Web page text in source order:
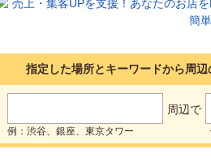
指定した場所とキーワードから周
周辺で
例：渋谷、銀座、東京タワー